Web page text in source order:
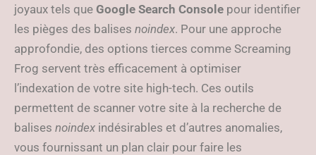
joyaux tels que Google Search Console pour identifier
les pièges des balises noindex. Pour une approche
approfondie, des options tierces comme Screaming
Frog servent très efficacement à optimiser
l’indexation de votre site high-tech. Ces outils
permettent de scanner votre site à la recherche de
balises noindex indésirables et d’autres anomalies,
vous fournissant un plan clair pour faire les